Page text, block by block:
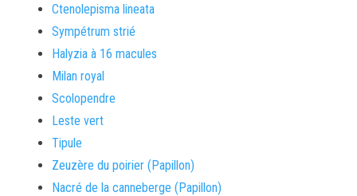
Ctenolepisma lineata
Sympétrum strié
Halyzia à 16 macules
Milan royal
Scolopendre
Leste vert
Tipule
Zeuzère du poirier (Papillon)
Nacré de la canneberge (Papillon)